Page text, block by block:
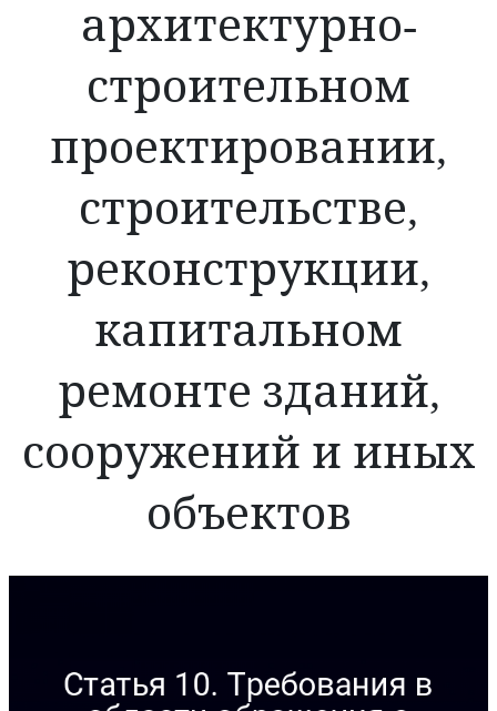
архитектурно-
строительном
проектировании,
строительстве,
реконструкции,
капитальном
ремонте зданий,
сооружений и иных
объектов